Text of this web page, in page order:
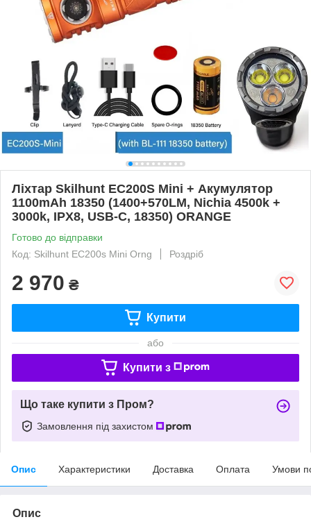
Ліхтар Skilhunt EC200S Mini + Акумулятор
1100mAh 18350 (1400+570LM, Nichia 4500k +
3000k, IPX8, USB-C, 18350) ORANGE
Готово до відправки
Код: Skilhunt EC200s Mini Orng
Роздріб
2 970 ₴
Купити
або
Купити з
Що таке купити з Пром?
Замовлення під захистом
Опис Характеристики Доставка Оплата Умови
Опис